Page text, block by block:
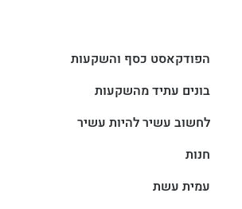
הפודקאסט כסף והשקעות
בונים עתיד מהשקעות
לחשוב עשיר להיות עשיר
חנות
עמית עשת